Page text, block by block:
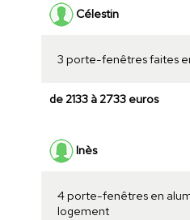
Célestin
3 porte-fenêtres faites
de 2133 à 2733 euros
Inès
4 porte-fenêtres en
logement